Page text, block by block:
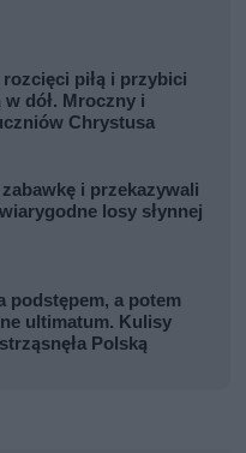
piłą i przybici
w dół. Mroczny i
Chrystusa
i przekazywali
losy słynnej
podstępem, a potem
ultimatum. Kulisy
Polską